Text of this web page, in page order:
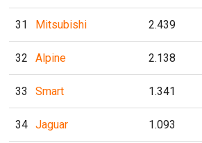
31 Mitsubishi 2.439
32 Alpine 2.138
33 Smart 1.341
34 Jaguar 1.093